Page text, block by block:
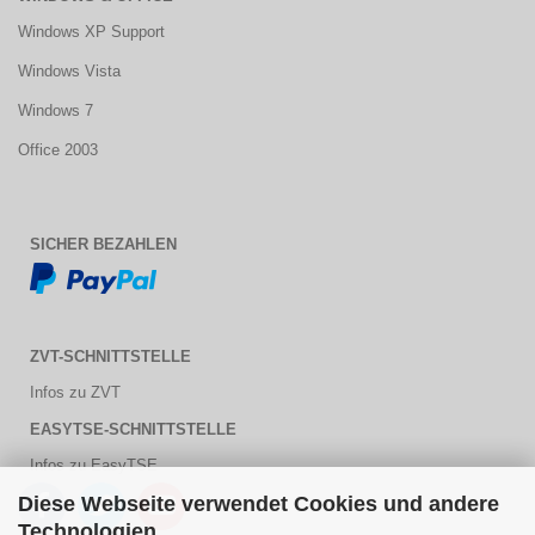
Diese Webseite verwendet Cookies und andere
Windows XP Support
Windows Vista
Windows 7
Office 2003
SICHER BEZAHLEN
ZVT-SCHNITTSTELLE
Infos zu ZVT
EASYTSE-SCHNITTSTELLE
Infos zu EasyTSE